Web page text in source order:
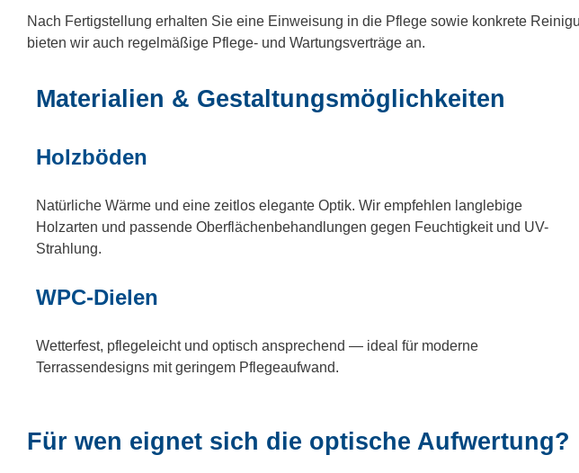
Nach Fertigstellung erhalten Sie eine Einweisung in die Pflege sowie konkrete
bieten wir auch regelmäßige Pflege- und Wartungsverträge an.
Materialien & Gestaltungsmöglichkeiten
Holzböden
Natürliche Wärme und eine zeitlos elegante Optik. Wir empfehlen langlebige
Holzarten und passende Oberflächenbehandlungen gegen Feuchtigkeit und UV-
Strahlung.
WPC-Dielen
Wetterfest, pflegeleicht und optisch ansprechend — ideal für moderne
Terrassendesigns mit geringem Pflegeaufwand.
Für wen eignet sich die optische Aufwertung?